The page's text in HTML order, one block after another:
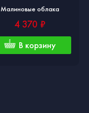
Малиновые облака
4 370 ₽
В корзину